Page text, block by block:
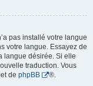
pas installé votre langue
votre langue. Essayez de
langue désirée. Si elle
traduction. Vous
de phpBB ®.